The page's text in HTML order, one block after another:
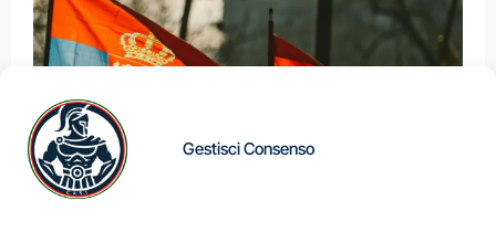
Gestisci Consenso